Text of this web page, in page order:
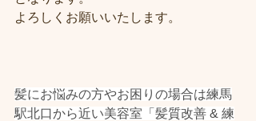
よろしくお願いいたします。
髪にお悩みの方やお困りの場合は練馬
駅北口から近い美容室「髪質改善 & 練